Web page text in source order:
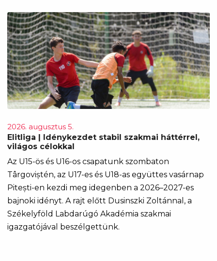
2026. augusztus 5.
Elitliga | Idénykezdet stabil szakmai háttérrel,
világos célokkal
Az U15-ös és U16-os csapatunk szombaton
Târgoviștén, az U17-es és U18-as együttes vasárnap
Pitești-en kezdi meg idegenben a 2026–2027-es
bajnoki idényt. A rajt előtt Dusinszki Zoltánnal, a
Székelyföld Labdarúgó Akadémia szakmai
igazgatójával beszélgettünk.